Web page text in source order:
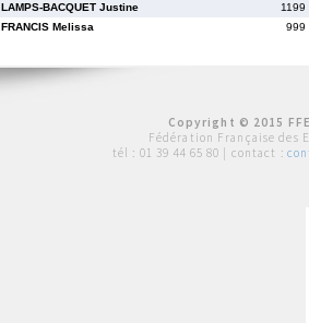
LAMPS-BACQUET Justine
1199
FRANCIS Melissa 999
Copyright © 2015
Fédération Française des
tél : 01 39 44 65 80 | contact :